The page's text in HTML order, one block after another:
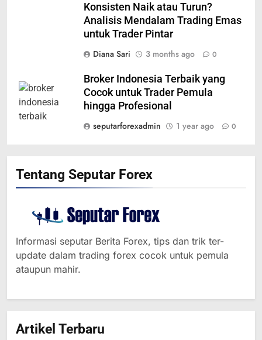
Konsisten Naik atau Turun?
Analisis Mendalam Trading Emas
untuk Trader Pintar
Diana Sari
3 months ago 0
Broker Indonesia Terbaik yang
Cocok untuk Trader Pemula
hingga Profesional
seputarforexadmin
1 year ago 0
Tentang Seputar Forex
Informasi seputar Berita Forex, tips dan trik ter-
update dalam trading forex cocok untuk pemula
ataupun mahir.
Artikel Terbaru